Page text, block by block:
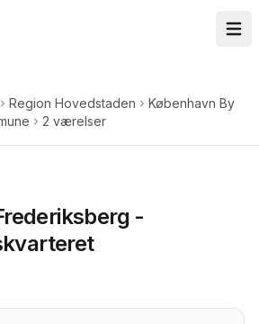
Region Hovedstaden
København By
2 værelser
-